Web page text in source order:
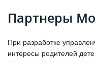
Партнеры
При разработке
интересы родителей